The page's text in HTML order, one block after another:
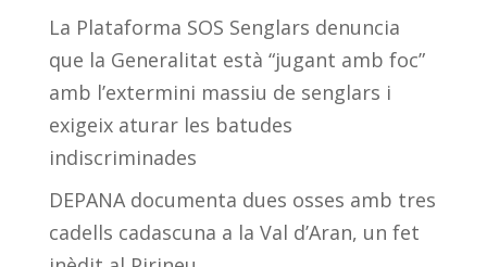
La Plataforma SOS Senglars denuncia
que la Generalitat està “jugant amb foc”
amb l’extermini massiu de senglars i
exigeix aturar les batudes
indiscriminades
DEPANA documenta dues osses amb tres
cadells cadascuna a la Val d’Aran, un fet